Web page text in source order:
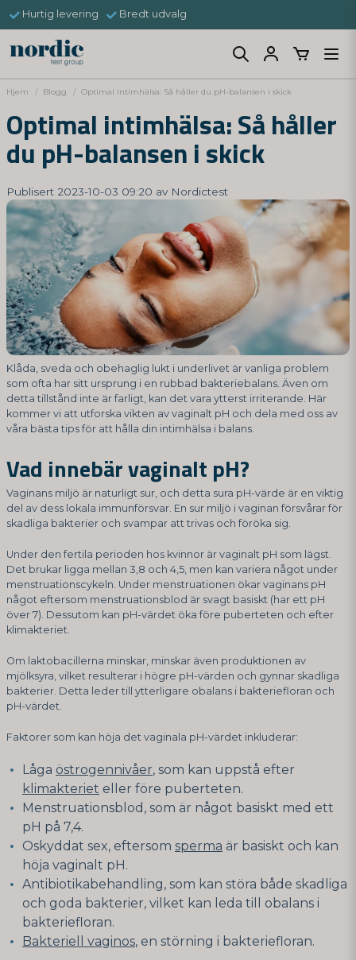
Hurtig levering Bredt udvalg
Hjem Blogg Optimal intimhälsa: Så håller du pH-balansen i skick
Optimal intimhälsa: Så håller
du pH-balansen i skick
Publisert 2023-10-03 09:20 av Nordictest
Klåda, sveda och obehaglig lukt i underlivet är vanliga problem
som ofta har sitt ursprung i en rubbad bakteriebalans. Även om
detta tillstånd inte är farligt, kan det vara ytterst irriterande. Här
kommer vi att utforska vikten av vaginalt pH och dela med oss av
våra bästa tips för att hålla din intimhälsa i balans.
Vad innebär vaginalt pH?
Vaginans miljö är naturligt sur, och detta sura pH-värde är en viktig
del av dess lokala immunförsvar. En sur miljö i vaginan försvårar för
skadliga bakterier och svampar att trivas och föröka sig.
Under den fertila perioden hos kvinnor är vaginalt pH som lägst.
Det brukar ligga mellan 3,8 och 4,5, men kan variera något under
menstruationscykeln. Under menstruationen ökar vaginans pH
något eftersom menstruationsblod är svagt basiskt (har ett pH
över 7). Dessutom kan pH-värdet öka före puberteten och efter
klimakteriet.
Om laktobacillerna minskar, minskar även produktionen av
mjölksyra, vilket resulterar i högre pH-värden och gynnar skadliga
bakterier. Detta leder till ytterligare obalans i bakteriefloran och
pH-värdet.
Faktorer som kan höja det vaginala pH-värdet inkluderar:
Låga östrogennivåer, som kan uppstå efter
klimakteriet eller före puberteten.
Menstruationsblod, som är något basiskt med ett
pH på 7,4.
Oskyddat sex, eftersom sperma är basiskt och kan
höja vaginalt pH.
Antibiotikabehandling, som kan störa både skadliga
och goda bakterier, vilket kan leda till obalans i
bakteriefloran.
Bakteriell vaginos, en störning i bakteriefloran.